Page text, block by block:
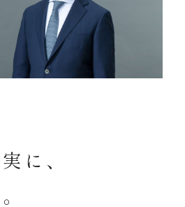
に、